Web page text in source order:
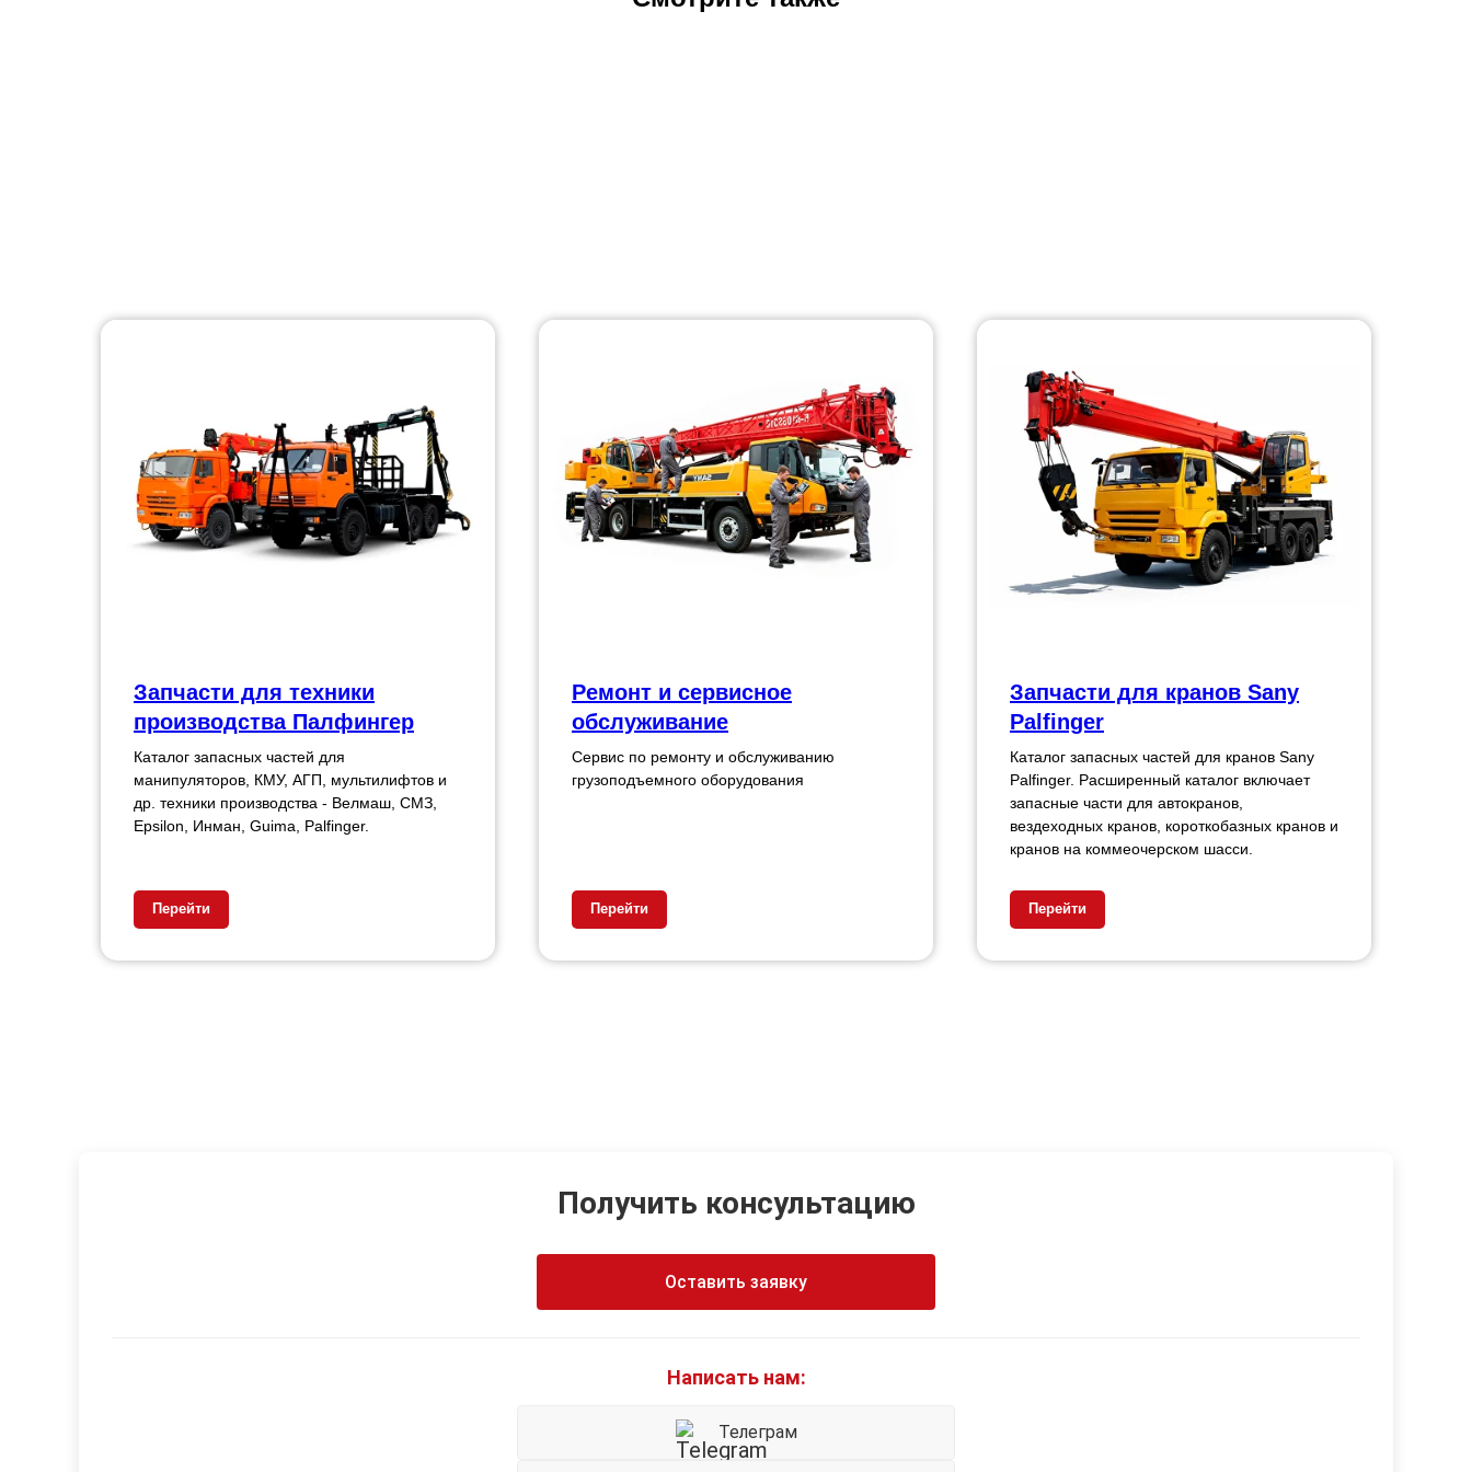
Запчасти для техники
производства Палфингер
Каталог запасных частей для
манипуляторов, КМУ, АГП, мультилифтов и
др. техники производства - Велмаш, СМЗ,
Epsilon, Инман, Guima, Palfinger.
Перейти
Ремонт и сервисное
обслуживание
Сервис по ремонту и обслуживанию
грузоподъемного оборудования
Перейти
Запчасти для кранов Sany
Palfinger
Каталог запасных частей для кранов Sany
Palfinger. Расширенный каталог включает
запасные части для автокранов,
вездеходных кранов, короткобазных кранов и
кранов на коммеочерском шасси.
Перейти
Получить консультацию
Оставить заявку
Написать нам:
Телеграм